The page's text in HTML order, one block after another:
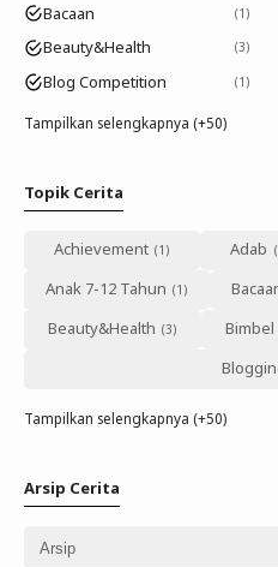
Bacaan 1
Beauty&Health 3
Blog Competition 1
Tampilkan selengkapnya (+50)
Topik Cerita
Achievement Adab
Anak 7-12 Tahun
Beauty&Health
Bimbel
Tampilkan selengkapnya (+50)
Arsip Cerita